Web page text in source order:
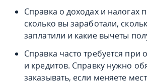
Справка о доходах и налогах
сколько вы заработали,
заплатили и какие вычеты
Справка часто требуется при
и кредитов. Справку нужно
заказывать, если меняете